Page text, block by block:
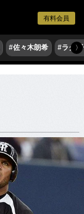
有料会員
#佐々木朗希 #ラグ〉